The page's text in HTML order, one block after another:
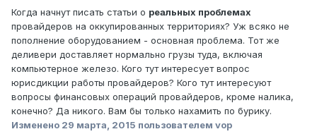
Когда начнут писать статьи о реальных проблемах
провайдеров на оккупированных территориях? Уж всяко не
пополнение оборудованием - основная проблема. Тот же
деливери доставляет нормально грузы туда, включая
компьютерное железо. Кого тут интересует вопрос
юрисдикции работы провайдеров? Кого тут интересуют
вопросы финансовых операций провайдеров, кроме налика,
конечно? Да никого. Вам бы только нахамить по бурику.
Изменено 29 марта, 2015 пользователем vop